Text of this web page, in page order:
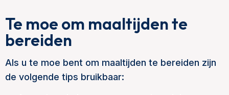
Te moe om maaltijden te
bereiden
Als u te moe bent om maaltijden te bereiden zijn
de volgende tips bruikbaar: